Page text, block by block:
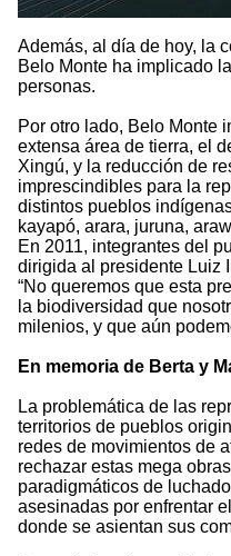
Además, al día de hoy, la
Belo Monte ha implicado
personas.
Por otro lado, Belo Monte
extensa área de tierra, el
Xingú, y la reducción de
imprescindibles para la
distintos pueblos
kayapó, arara, juruna,
En 2011, integrantes del
dirigida al presidente Luiz
“No queremos que esta
la biodiversidad que
milenios, y que aún
En memoria de Berta y
La problemática de las
territorios de pueblos
redes de movimientos de
rechazar estas mega
paradigmáticos de
asesinadas por enfrentar
donde se asientan sus